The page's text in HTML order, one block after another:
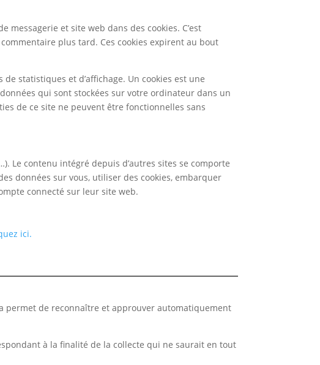
messagerie et site web dans des cookies. C’est
plus tard. Ces cookies expirent au bout
statistiques et d’affichage. Un cookies est une
qui sont stockées sur votre ordinateur dans un
de ce site ne peuvent être fonctionnelles sans
Le contenu intégré depuis d’autres sites se comporte
données sur vous, utiliser des cookies, embarquer
connecté sur leur site web.
ici.
permet de reconnaître et approuver automatiquement
à la finalité de la collecte qui ne saurait en tout